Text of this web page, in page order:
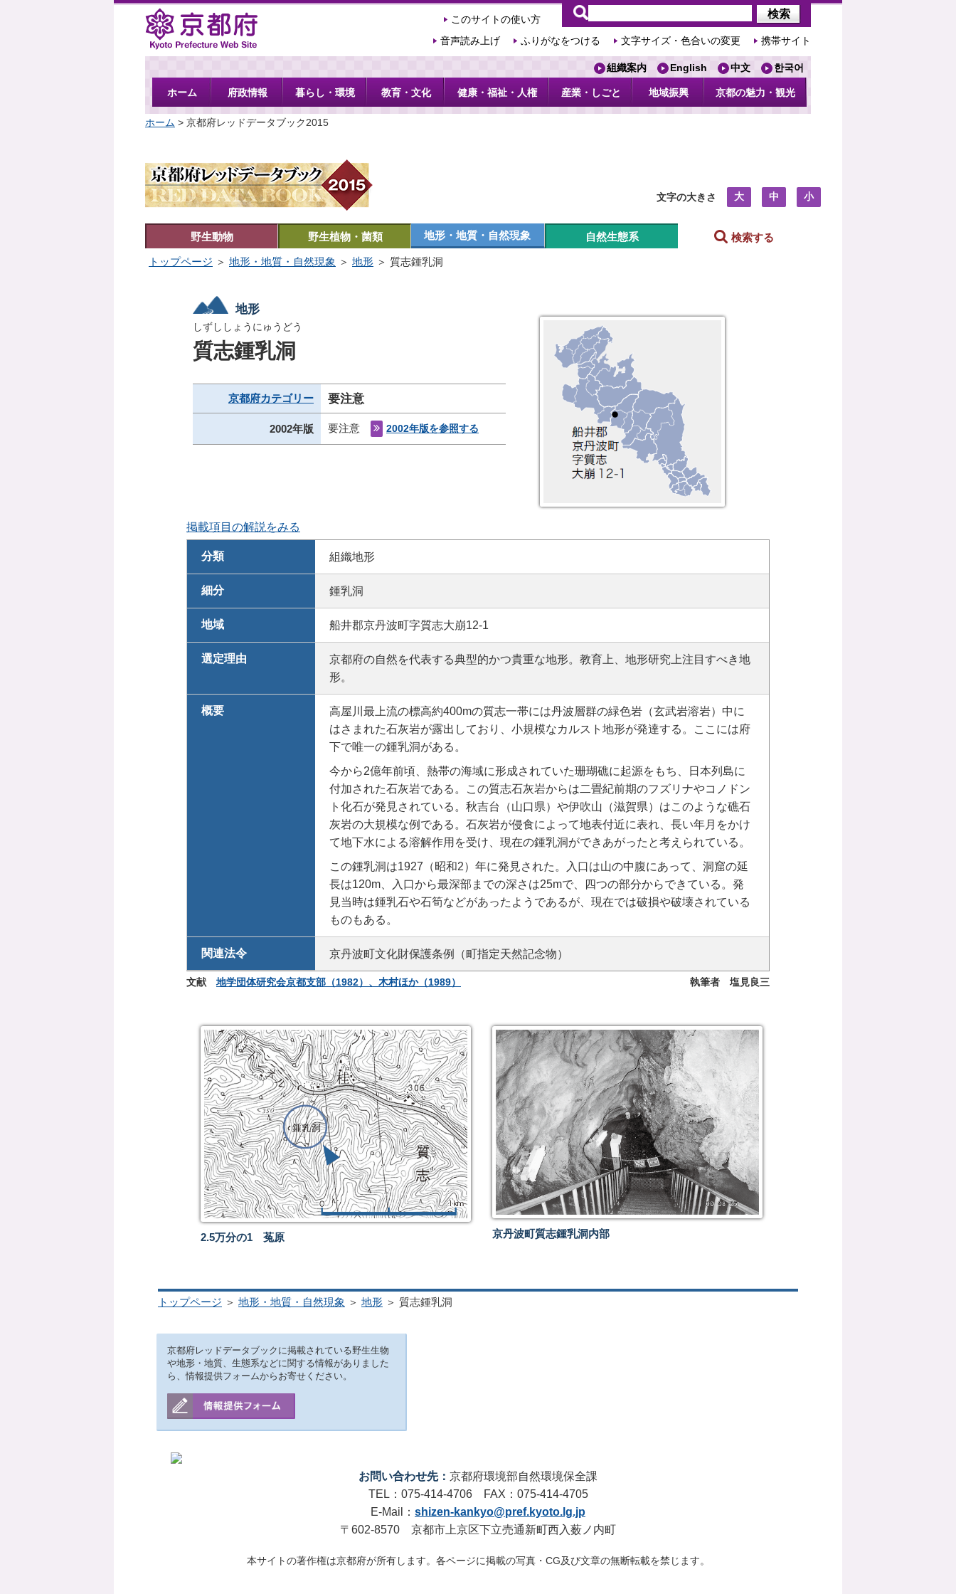
京都府
このサイトの使い方
音声読み上げ
ふりがなをつける 文字サイズ・色合いの変更 携帯サイト
組織案内 English 中文 한국어
ホーム 府政情報 暮らし・環境 教育・文化 健康・福祉・人権 産業・しごと 地域振興 京都の魅力・観光
ホーム > 京都府レッドデータブック2015
文字の大きさ 大 中 小
野生動物 野生植物・菌類 地形・地質・自然現象 自然生態系
検索する
トップページ ＞ 地形・地質・自然現象 ＞ 地形 ＞ 質志鍾乳洞
地形
しずししょうにゅうどう
質志鍾乳洞
京都府カテゴリー 要注意
2002年版 要注意 2002年版を参照する
掲載項目の解説をみる
分類 組織地形
細分 鍾乳洞
地域 船井郡京丹波町字質志大崩12-1
選定理由
京都府の自然を代表する典型的かつ貴重な地形。教育上、地形研究上注目すべき地
形。
概要
高屋川最上流の標高約400mの質志一帯には丹波層群の緑色岩（玄武岩溶岩）中に
はさまれた石灰岩が露出しており、小規模なカルスト地形が発達する。ここには府
下で唯一の鍾乳洞がある。
今から2億年前頃、熱帯の海域に形成されていた珊瑚礁に起源をもち、日本列島に
付加された石灰岩である。この質志石灰岩からは二畳紀前期のフズリナやコノドン
ト化石が発見されている。秋吉台（山口県）や伊吹山（滋賀県）はこのような礁石
灰岩の大規模な例である。石灰岩が侵食によって地表付近に表れ、長い年月をかけ
て地下水による溶解作用を受け、現在の鍾乳洞ができあがったと考えられている。
この鍾乳洞は1927（昭和2）年に発見された。入口は山の中腹にあって、洞窟の延
長は120m、入口から最深部までの深さは25mで、四つの部分からできている。発
見当時は鍾乳石や石筍などがあったようであるが、現在では破損や破壊されている
ものもある。
関連法令 京丹波町文化財保護条例（町指定天然記念物）
文献 地学団体研究会京都支部（1982）、木村ほか（1989） 執筆者 塩見良三
2.5万分の1 菟原 京丹波町質志鍾乳洞内部
トップページ ＞ 地形・地質・自然現象 ＞ 地形 ＞ 質志鍾乳洞
京都府レッドデータブックに掲載されている野生生物
や地形・地質、生態系などに関する情報がありました
ら、情報提供フォームからお寄せください。
お問い合わせ先： 京都府環境部自然環境保全課
TEL：075-414-4706 FAX：075-414-4705
E-Mail： shizen-kankyo@pref.kyoto.lg.jp
〒602-8570 京都市上京区下立売通新町西入薮ノ内町
本サイトの著作権は京都府が所有します。各ページに掲載の写真・CG及び文章の無断転載を禁じます。